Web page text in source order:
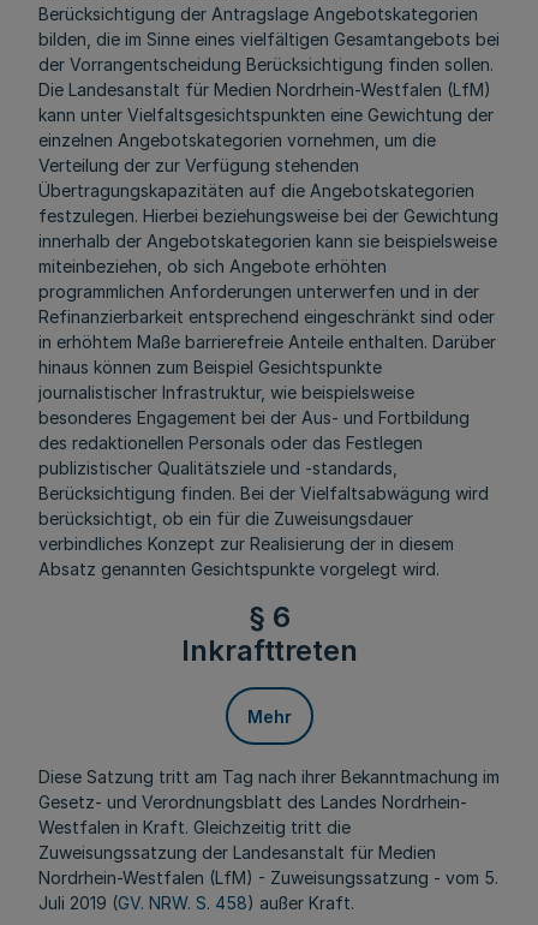
Berücksichtigung der Antragslage Angebotskategorien
bilden, die im Sinne eines vielfältigen Gesamtangebots bei
der Vorrangentscheidung Berücksichtigung finden sollen.
Die Landesanstalt für Medien Nordrhein-Westfalen (LfM)
kann unter Vielfaltsgesichtspunkten eine Gewichtung der
einzelnen Angebotskategorien vornehmen, um die
Verteilung der zur Verfügung stehenden
Übertragungskapazitäten auf die Angebotskategorien
festzulegen. Hierbei beziehungsweise bei der Gewichtung
innerhalb der Angebotskategorien kann sie beispielsweise
miteinbeziehen, ob sich Angebote erhöhten
programmlichen Anforderungen unterwerfen und in der
Refinanzierbarkeit entsprechend eingeschränkt sind oder
in erhöhtem Maße barrierefreie Anteile enthalten. Darüber
hinaus können zum Beispiel Gesichtspunkte
journalistischer Infrastruktur, wie beispielsweise
besonderes Engagement bei der Aus- und Fortbildung
des redaktionellen Personals oder das Festlegen
publizistischer Qualitätsziele und -standards,
Berücksichtigung finden. Bei der Vielfaltsabwägung wird
berücksichtigt, ob ein für die Zuweisungsdauer
verbindliches Konzept zur Realisierung der in diesem
Absatz genannten Gesichtspunkte vorgelegt wird.
§ 6
Inkrafttreten
Mehr
Diese Satzung tritt am Tag nach ihrer Bekanntmachung im
Gesetz- und Verordnungsblatt des Landes Nordrhein-
Westfalen in Kraft. Gleichzeitig tritt die
Zuweisungssatzung der Landesanstalt für Medien
Nordrhein-Westfalen (LfM) - Zuweisungssatzung - vom 5.
Juli 2019 (GV. NRW. S. 458) außer Kraft.